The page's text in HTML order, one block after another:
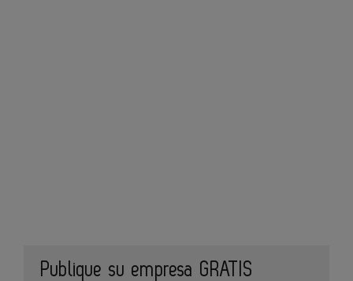
Publique su empresa GRATIS